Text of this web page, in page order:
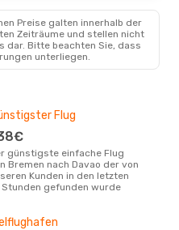
Preise galten innerhalb der
Zeiträume und stellen nicht
dar. Bitte beachten Sie, dass
unterliegen.
Flug
Bremen nach Davao der von
Kunden in den letzten
Stunden gefunden wurde